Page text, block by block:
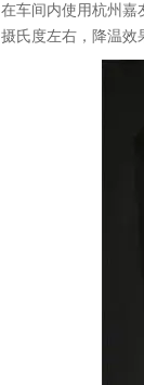
在车间内使用杭州嘉
摄氏度左右，降温效